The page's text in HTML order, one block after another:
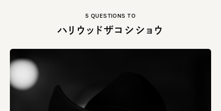
5 QUESTIONS TO
ハリウッドザコシショウ